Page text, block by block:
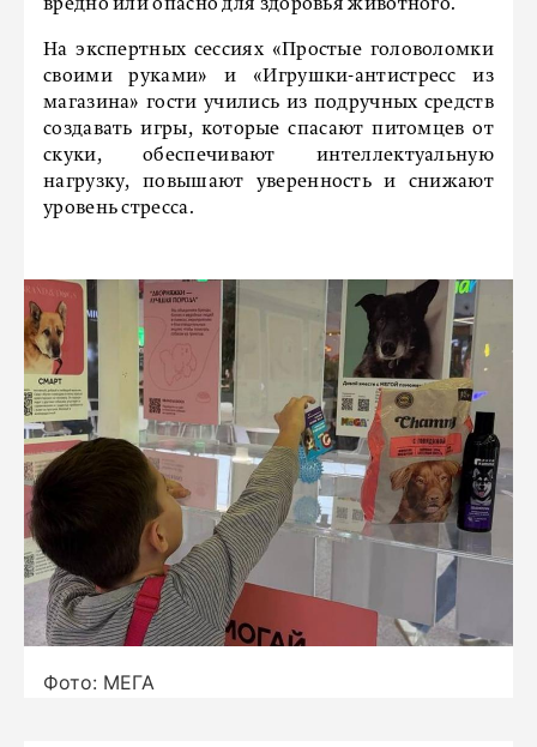
вредно или опасно для здоровья животного.
На экспертных сессиях «Простые головоломки
своими руками» и «Игрушки-антистресс из
магазина» гости учились из подручных средств
создавать игры, которые спасают питомцев от
скуки, обеспечивают интеллектуальную
нагрузку, повышают уверенность и снижают
уровень стресса.
Фото: МЕГА